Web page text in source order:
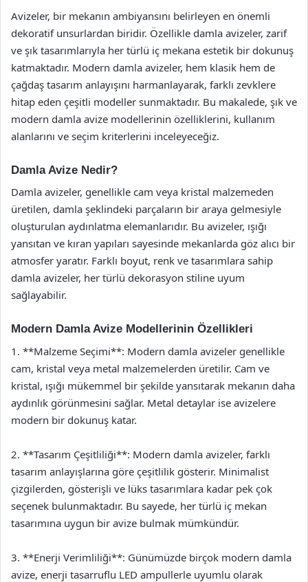
Avizeler, bir mekanın ambiyansını belirleyen en önemli
dekoratif unsurlardan biridir. Özellikle damla avizeler, zarif
ve şık tasarımlarıyla her türlü iç mekana estetik bir dokunuş
katmaktadır. Modern damla avizeler, hem klasik hem de
çağdaş tasarım anlayışını harmanlayarak, farklı zevklere
hitap eden çeşitli modeller sunmaktadır. Bu makalede, şık ve
modern damla avize modellerinin özelliklerini, kullanım
alanlarını ve seçim kriterlerini inceleyeceğiz.
Damla Avize Nedir?
Damla avizeler, genellikle cam veya kristal malzemeden
üretilen, damla şeklindeki parçaların bir araya gelmesiyle
oluşturulan aydınlatma elemanlarıdır. Bu avizeler, ışığı
yansıtan ve kıran yapıları sayesinde mekanlarda göz alıcı bir
atmosfer yaratır. Farklı boyut, renk ve tasarımlara sahip
damla avizeler, her türlü dekorasyon stiline uyum
sağlayabilir.
Modern Damla Avize Modellerinin Özellikleri
1. **Malzeme Seçimi**: Modern damla avizeler genellikle
cam, kristal veya metal malzemelerden üretilir. Cam ve
kristal, ışığı mükemmel bir şekilde yansıtarak mekanın daha
aydınlık görünmesini sağlar. Metal detaylar ise avizelere
modern bir dokunuş katar.
2. **Tasarım Çeşitliliği**: Modern damla avizeler, farklı
tasarım anlayışlarına göre çeşitlilik gösterir. Minimalist
çizgilerden, gösterişli ve lüks tasarımlara kadar pek çok
seçenek bulunmaktadır. Bu sayede, her türlü iç mekan
tasarımına uygun bir avize bulmak mümkündür.
3. **Enerji Verimliliği**: Günümüzde birçok modern damla
avize, enerji tasarruflu LED ampullerle uyumlu olarak